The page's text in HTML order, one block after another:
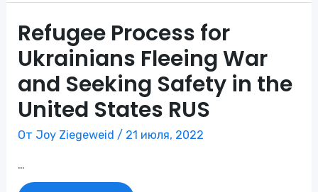
In
United
States
RUS
Refugee Process for
Ukrainians Fleeing War
and Seeking Safety in the
United States RUS
От Joy Ziegeweid / 21 июля, 2022
…